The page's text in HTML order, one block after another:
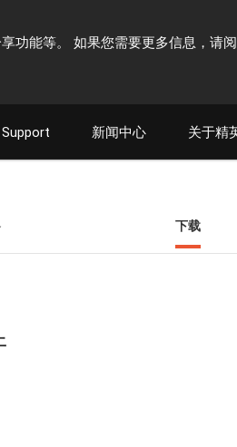
功能等。 如果您需要更多信息，请
Support 新闻中心 关于精
下载